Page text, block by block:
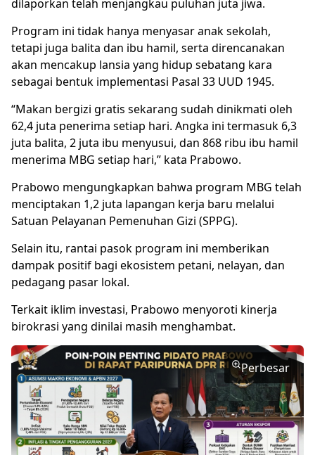
dilaporkan telah menjangkau puluhan juta jiwa.
Program ini tidak hanya menyasar anak sekolah,
tetapi juga balita dan ibu hamil, serta direncanakan
akan mencakup lansia yang hidup sebatang kara
sebagai bentuk implementasi Pasal 33 UUD 1945.
“Makan bergizi gratis sekarang sudah dinikmati oleh
62,4 juta penerima setiap hari. Angka ini termasuk 6,3
juta balita, 2 juta ibu menyusui, dan 868 ribu ibu hamil
menerima MBG setiap hari,” kata Prabowo.
Prabowo mengungkapkan bahwa program MBG telah
menciptakan 1,2 juta lapangan kerja baru melalui
Satuan Pelayanan Pemenuhan Gizi (SPPG).
Selain itu, rantai pasok program ini memberikan
dampak positif bagi ekosistem petani, nelayan, dan
pedagang pasar lokal.
Terkait iklim investasi, Prabowo menyoroti kinerja
birokrasi yang dinilai masih menghambat.
Perbesar